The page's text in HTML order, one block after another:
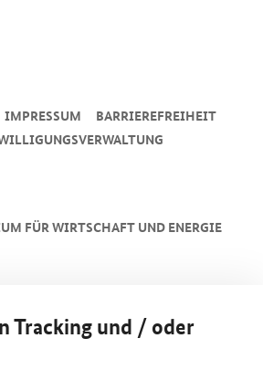
FÜR WIRTSCHAFT UND ENERGIE
IMPRESSUM
BARRIEREFREIHEIT
Tracking und / oder